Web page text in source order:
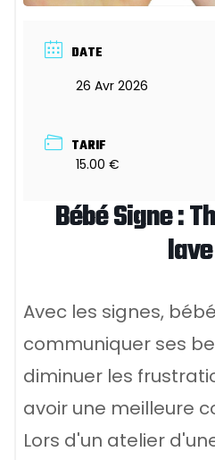
DATE
26 Avr 2026
TARIF
15.00 €
Bébé Signe :
Avec les signes,
communiquer ses
diminuer les
avoir une meilleure
Lors d'un atelier